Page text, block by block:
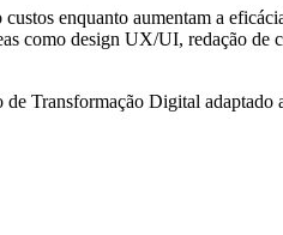
enquanto aumentam a
como design UX/UI, redação de
Transformação Digital adaptado